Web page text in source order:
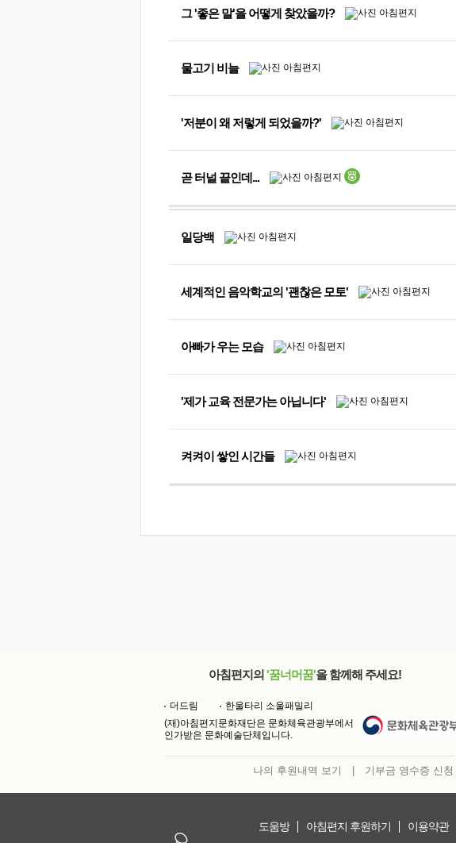
그 '좋은 말'을 어떻게 찾았을까?
물고기 비늘
'저분이 왜 저렇게 되었을까?'
곧 터널 끝인데...
일당백
세계적인 음악학교의 '괜찮은 모토'
아빠가 우는 모습
'제가 교육 전문가는 아닙니다'
켜켜이 쌓인 시간들
아침편지의 '꿈너머꿈'을 함께해 주세요!
더드림
한울타리 소울패밀리
(재)아침편지문화재단은 문화체육관광부에서
인가받은 문화예술단체입니다.
나의 후원내역 보기 기부금 영수증 신청
도움방 아침편지 후원하기 이용약관